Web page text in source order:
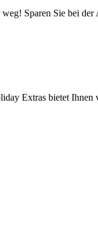
Sparen Sie bei
Extras bietet Ihnen